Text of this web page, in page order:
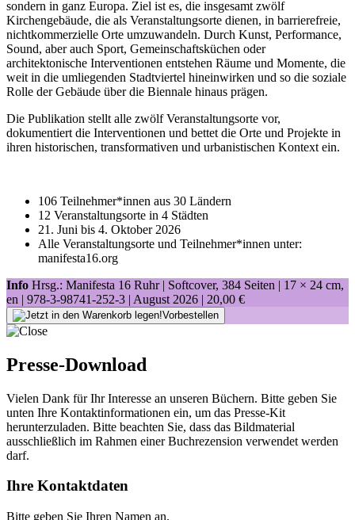
sondern in ganz Europa. Ziel ist es, die insgesamt zwölf
Kirchengebäude, die als Veranstaltungsorte dienen, in barrierefreie,
nichtkommerzielle Orte umzuwandeln. Durch Kunst, Performance,
Sound, aber auch Sport, Gemeinschaftsküchen oder
architektonische Interventionen entstehen Räume und Momente, die
weit in die umliegenden Stadtviertel hineinwirken und so die soziale
Rolle der Gebäude über die Biennale hinaus prägen.
Die Publikation stellt alle zwölf Veranstaltungsorte vor,
dokumentiert die Interventionen und bettet die Orte und Projekte in
ihren historischen, transformativen und urbanistischen Kontext ein.
106 Teilnehmer*innen aus 30 Ländern
12 Veranstaltungsorte in 4 Städten
21. Juni bis 4. Oktober 2026
Alle Veranstaltungsorte und Teilnehmer*innen unter:
manifesta16.org
Info Hrsg.: Manifesta 16 Ruhr | Softcover, 384 Seiten | 17 × 24 cm,
en | 978-3-98741-252-3 | August 2026 | 20,00 €
Vorbestellen
Presse-Download
Vielen Dank für Ihr Interesse an unseren Büchern. Bitte geben Sie
unten Ihre Kontaktinformationen ein, um das Presse-Kit
herunterzuladen. Bitte beachten Sie, dass das Bildmaterial
ausschließlich im Rahmen einer Buchrezension verwendet werden
darf.
Ihre Kontaktdaten
Bitte geben Sie Ihren Namen an.